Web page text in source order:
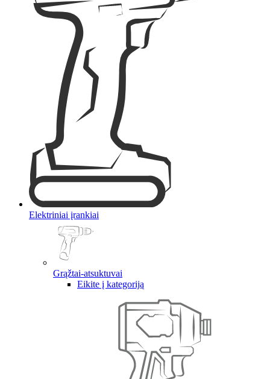
Elektriniai įrankiai
Grąžtai-atsuktuvai
Eikite į kategoriją